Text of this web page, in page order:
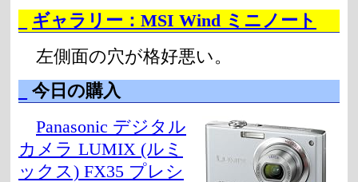
ギャラリー：MSI Wind ミニノート
左側面の穴が格好悪い。
今日の購入
Panasonic デジタル
カメラ LUMIX (ルミ
ックス) FX35 プレシ